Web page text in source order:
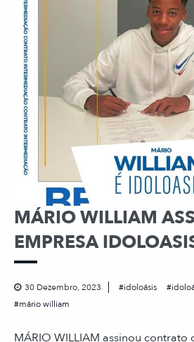
MÁRIO WILLIAM
EMPRESA
30 Dezembro, 2023 idoloásis
mário william
MÁRIO WILLIAM assinou contrato